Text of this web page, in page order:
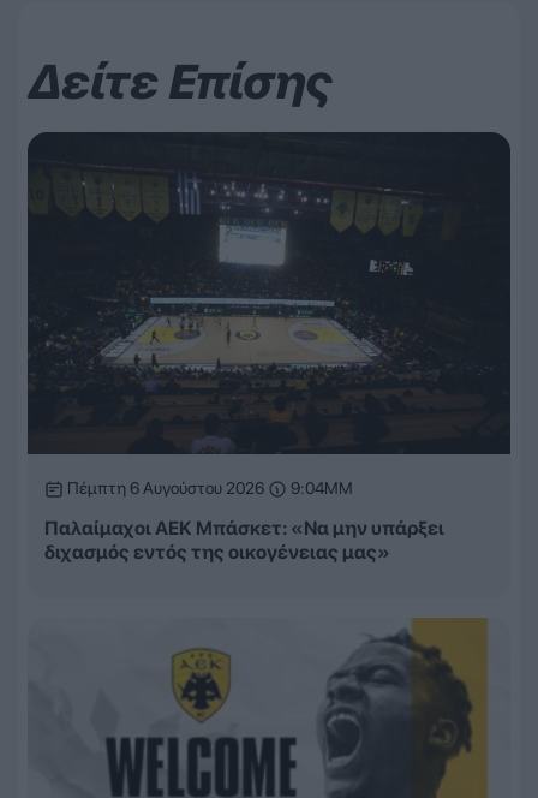
Δείτε Επίσης
Πέμπτη 6 Αυγούστου 2026 9:04ΜΜ
Παλαίμαχοι ΑΕΚ Μπάσκετ: «Να μην υπάρξει
διχασμός εντός της οικογένειας μας»